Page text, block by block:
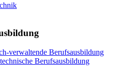
verwaltende Berufsausbildung
Berufsausbildung